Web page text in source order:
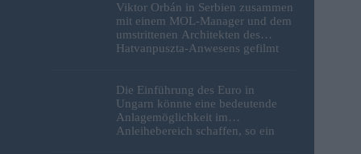
Viktor Orbán in Serbien zusammen
mit einem MOL-Manager und dem
umstrittenen Architekten des
Hatvanpuszta-Anwesens gefilmt
Die Einführung des Euro in
Ungarn könnte eine bedeutende
Anlagemöglichkeit im
Anleihebereich schaffen, so ein